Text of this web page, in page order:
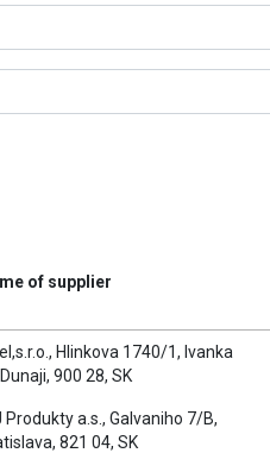
of supplier
Hlinkova 1740/1, Ivanka
900 28, SK
Produkty a.s., Galvaniho 7/B,
821 04, SK